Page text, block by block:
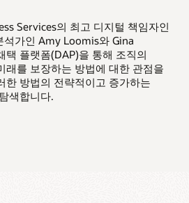
Services의 최고 디지털 책임자인
석가인 Amy Loomis와 Gina
플랫폼(DAP)을 통해 조직의
래를 보장하는 방법에 대한 관점을
한 방법의 전략적이고 증가하는
색합니다.